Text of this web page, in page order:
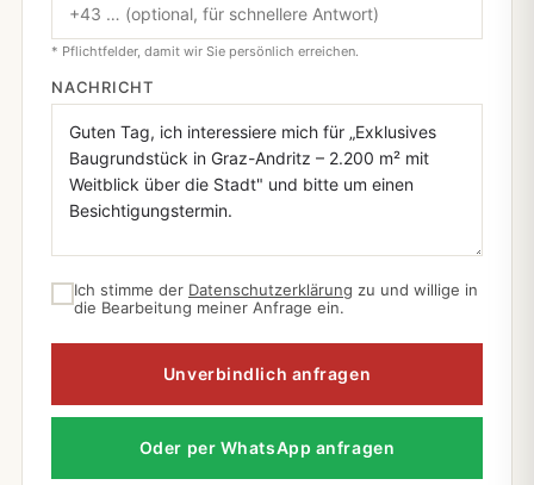
* Pflichtfelder, damit wir Sie persönlich erreichen.
NACHRICHT
Ich stimme der Datenschutzerklärung zu und willige in
die Bearbeitung meiner Anfrage ein.
Unverbindlich anfragen
Oder per WhatsApp anfragen